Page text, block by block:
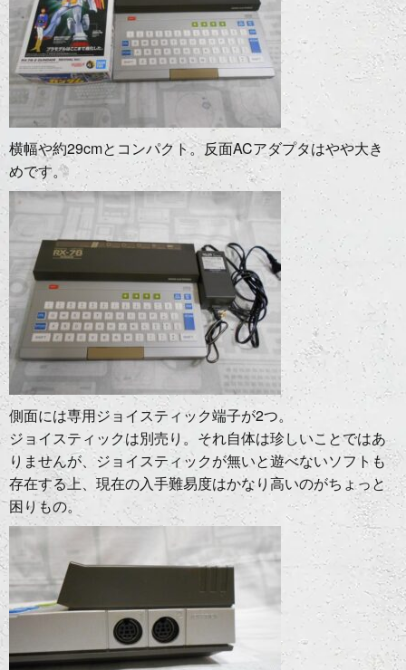
横幅や約29cmとコンパクト。反面ACアダプタはやや大き
めです。
側面には専用ジョイスティック端子が2つ。
ジョイスティックは別売り。それ自体は珍しいことではあ
りませんが、ジョイスティックが無いと遊べないソフトも
存在する上、現在の入手難易度はかなり高いのがちょっと
困りもの。